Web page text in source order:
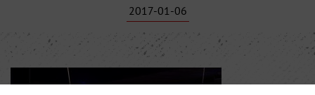
2017-01-06